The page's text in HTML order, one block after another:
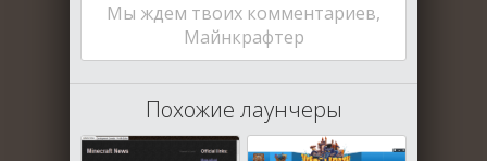
Мы ждем твоих комментариев,
Майнкрафтер
Похожие лаунчеры